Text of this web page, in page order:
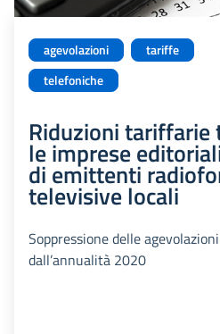
agevolazioni
tariffe
telefoniche
Riduzioni tariffarie
le imprese
di emittenti
televisive locali
Soppressione delle
dall’annualità 2020